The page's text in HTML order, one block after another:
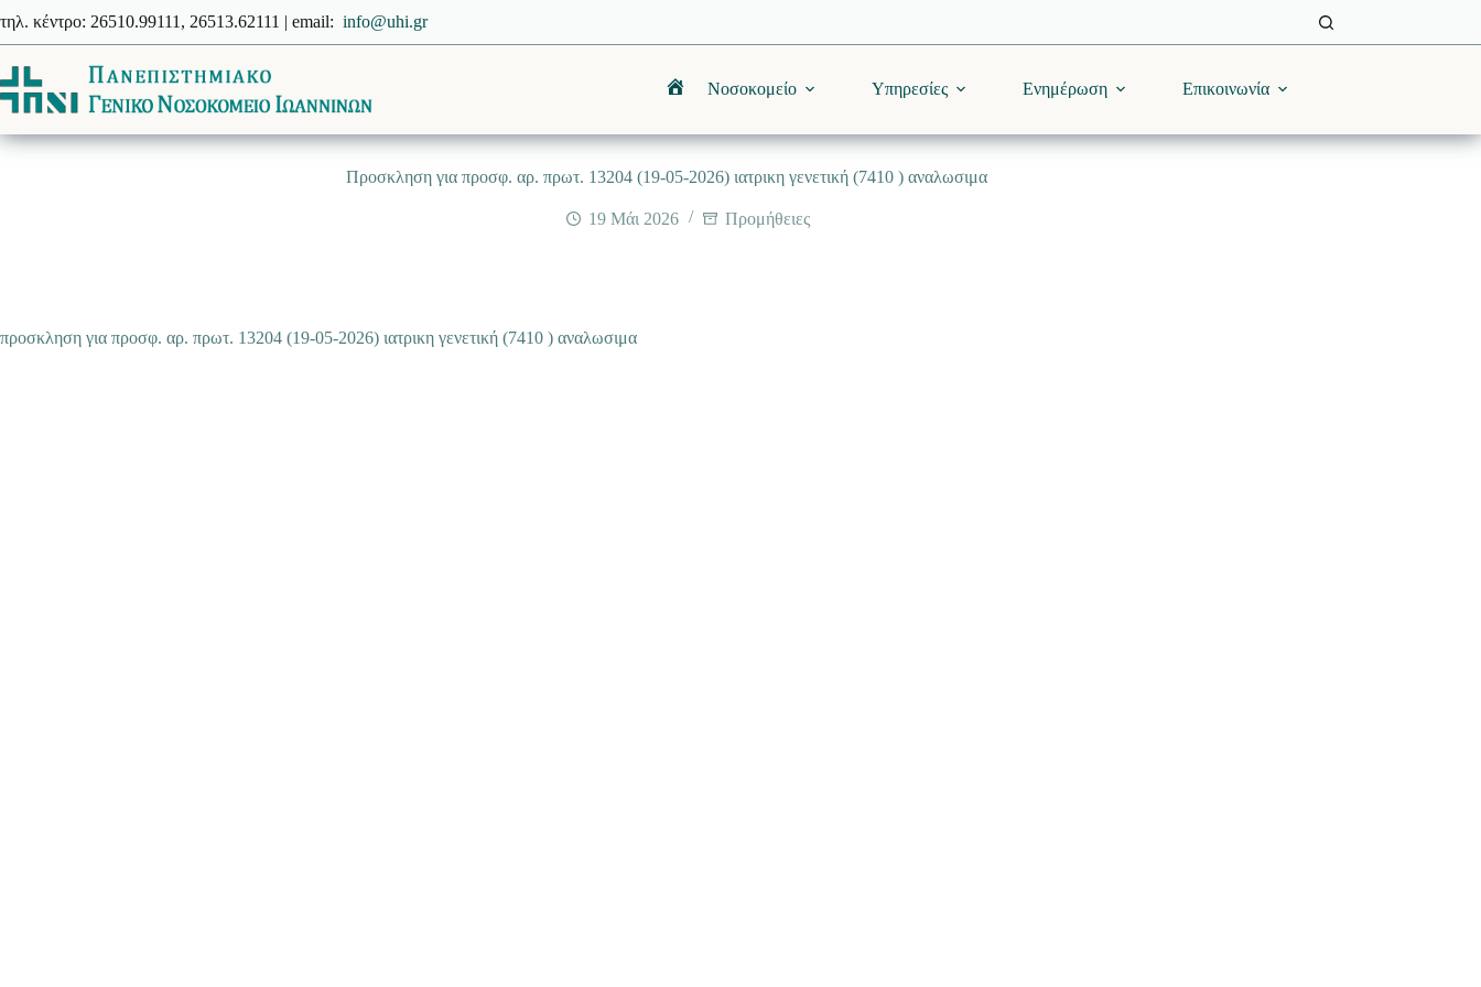
στο
περιεχόμενο
τηλ. κέντρο: 26510.99111, 26513.62111 | email: info@uhi.gr
ΑρχικήΝοσοκομείο Υπηρεσίες Ενημέρωση Επικοινωνία
Προσκληση για προσφ. αρ. πρωτ. 13204 (19-05-2026) ιατρικη γενετική (7410 ) αναλωσιμα
19 Μάι 2026 Προμήθειες
προσκληση για προσφ. αρ. πρωτ. 13204 (19-05-2026) ιατρικη γενετική (7410 ) αναλωσιμα